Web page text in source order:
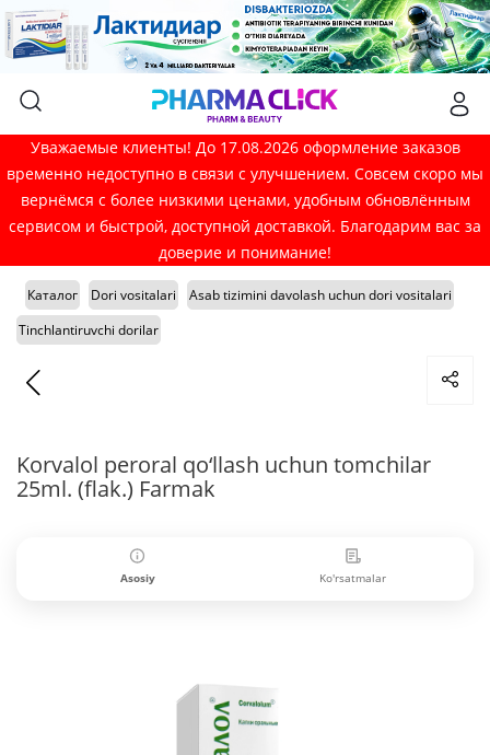
Уважаемые клиенты! До 17.08.2026 оформление заказов
временно недоступно в связи с улучшением. Совсем скоро мы
вернёмся с более низкими ценами, удобным обновлённым
сервисом и быстрой, доступной доставкой. Благодарим вас за
доверие и понимание!
Каталог Dori vositalari
Asab tizimini davolash uchun dori vositalari
Tinchlantiruvchi dorilar
Korvalol peroral qo‘llash uchun tomchilar
25ml. (flak.) Farmak
Asosiy Ko'rsatmalar